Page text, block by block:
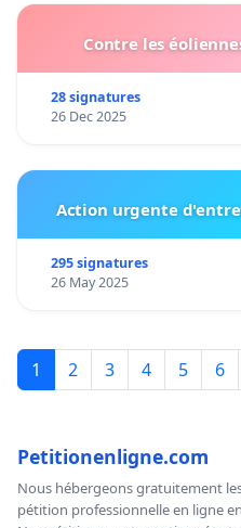
Contre les
28 signatures
26 Dec 2025
Action urgente
295 signatures
26 May 2025
1 2 3 4 5 6
Petitionenligne.com
Nous hébergeons gratuitement
pétition professionnelle en ligne